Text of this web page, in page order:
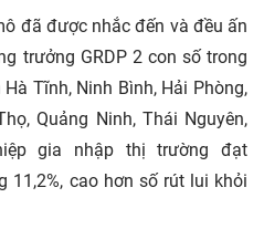
đã được nhắc đến và đều ấn
trưởng GRDP 2 con số trong
Tĩnh, Ninh Bình, Hải Phòng,
Quảng Ninh, Thái Nguyên,
gia nhập thị trường đạt
11,2%, cao hơn số rút lui khỏi